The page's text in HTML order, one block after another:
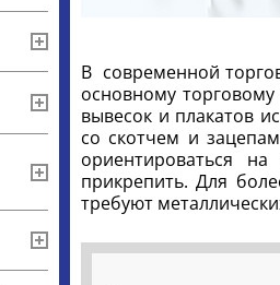
В современной
основному
вывесок и плакатов
со скотчем и
ориентироваться
прикрепить. Для
требуют